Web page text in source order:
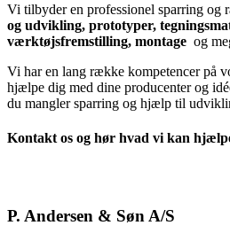
Vi tilbyder en professionel sparring og
og udvikling, prototyper,
værktøjsfremstilling, montage og
Vi har en lang række kompetencer på
hjælpe dig med dine producenter og
du mangler sparring og hjælp til
Kontakt os og hør hvad vi kan
​P. Andersen & Søn A/S